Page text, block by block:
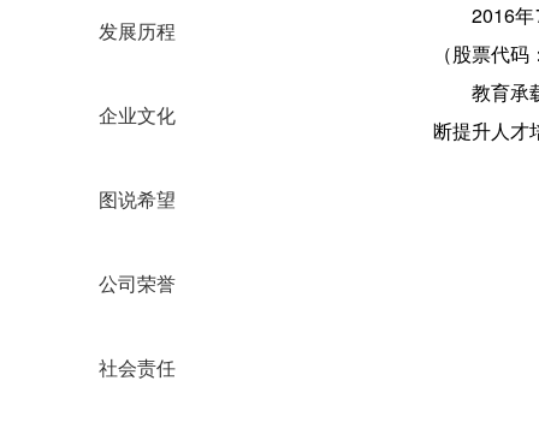
发展历程
企业文化
图说希望
公司荣誉
社会责任
2016
（股票代
教育承
断提升人才